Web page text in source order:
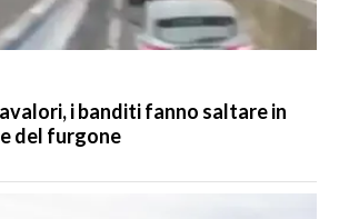
i banditi fanno saltare in
del furgone